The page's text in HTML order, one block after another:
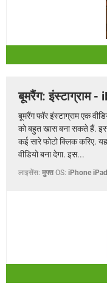
बूमरैंग: इंस्टाग्राम
बूमरैंग फॉर इंस्टाग्राम एक
को बहुत खास बना सकते हैं.
कई सारे फोटो क्लिक करिए.
वीडियो बना देगा. इस...
लाइसेंस: मुफ्त OS: iPhone iPad